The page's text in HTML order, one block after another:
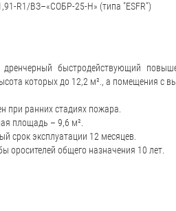
R1/ВЗ–«СОБР-25-Н» (типа "ESFR")
дренчерный быстродействующий
которых до 12,2 м²., а помещения с
при ранних стадиях пожара.
площадь – 9,6 м².
срок эксплуатации 12 месяцев.
оросителей общего назначения 10 лет.